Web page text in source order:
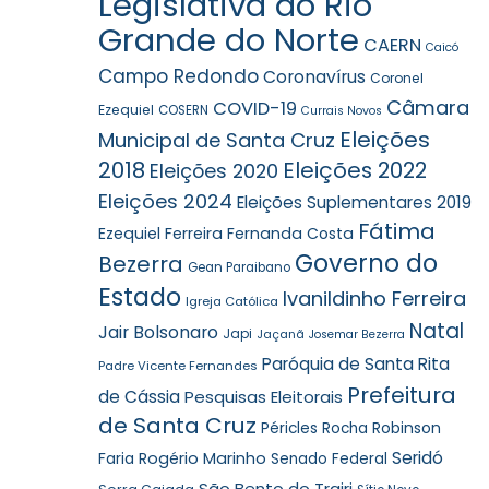
Grande do Norte CAERN Caicó
Campo Redondo Coronavírus Coronel
Ezequiel COSERN COVID-19 Currais Novos Câmara
Municipal de Santa Cruz Eleições
2018 Eleições 2020 Eleições 2022
Eleições 2024 Eleições Suplementares 2019
Ezequiel Ferreira Fernanda Costa Fátima
Bezerra Gean Paraibano Governo do
Estado Igreja Católica Ivanildinho Ferreira
Jair Bolsonaro Japi Jaçanã Josemar Bezerra Natal
Padre Vicente Fernandes Paróquia de Santa Rita
de Cássia Pesquisas Eleitorais Prefeitura
de Santa Cruz Péricles Rocha Robinson
Faria Rogério Marinho Senado Federal Seridó